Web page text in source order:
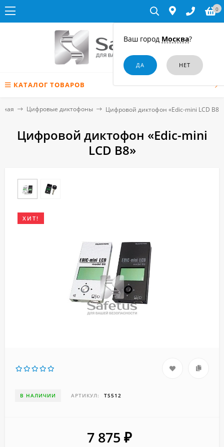
Ваш город Москва?
0
КАТАЛОГ ТОВАРОВ
Цифровые диктофоны Цифровой диктофон «Edic-mini LCD B8»
Цифровой диктофон «Edic-mini
LCD B8»
ХИТ!
В НАЛИЧИИ АРТИКУЛ: TS512
7 875 ₽